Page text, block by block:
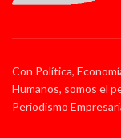
Con Política,
Humanos, somos el
Periodismo